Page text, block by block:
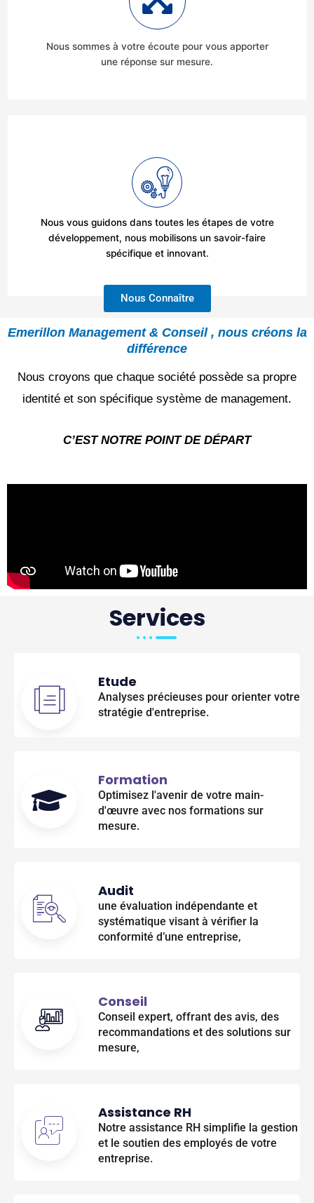
Nous sommes à votre écoute pour vous apporter
une réponse sur mesure.
Nous vous guidons dans toutes les étapes de votre
développement, nous mobilisons un savoir-faire
spécifique et innovant.
Nous Connaître
Emerillon Management & Conseil , nous créons la
différence
Nous croyons que chaque société possède sa propre
identité et son spécifique système de management.
C’EST NOTRE POINT DE DÉPART
Services
Etude
Analyses précieuses pour orienter votre
stratégie d'entreprise.
Formation
Optimisez l'avenir de votre main-
d'œuvre avec nos formations sur
mesure.
Audit
une évaluation indépendante et
systématique visant à vérifier la
conformité d’une entreprise,
Conseil
Conseil expert, offrant des avis, des
recommandations et des solutions sur
mesure,
Assistance RH
Notre assistance RH simplifie la gestion
et le soutien des employés de votre
entreprise.